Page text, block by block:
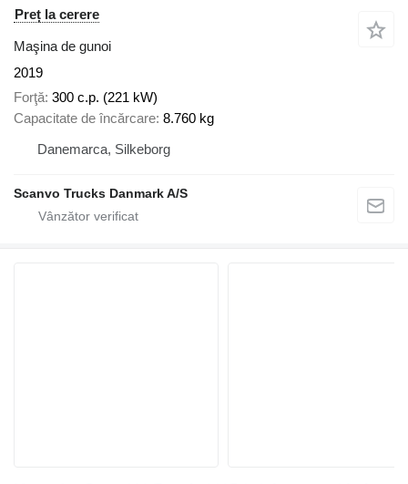
Preț la cerere
Maşina de gunoi
2019
Forţă 300 c.p. (221 kW)
Capacitate de încărcare 8.760 kg
Danemarca, Silkeborg
Scanvo Trucks Danmark A/S